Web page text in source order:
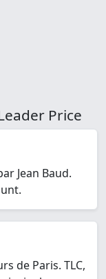
Price
Jean Baud.
de Paris. TLC,